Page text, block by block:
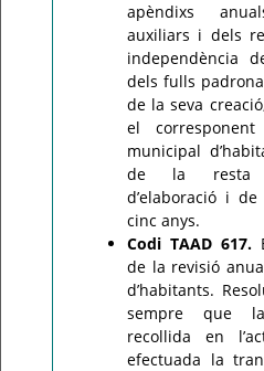
apèndixs
auxiliars i dels
independència
dels fulls
de la seva
el
municipal
de la resta
d’elaboració i
cinc anys.
Codi TAAD 617.
de la revisió
d’habitants.
sempre que
recollida en
efectuada la